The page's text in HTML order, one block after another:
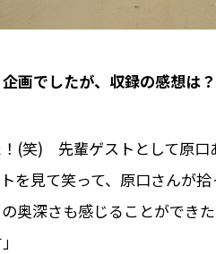
企画でしたが、収録の感想は？
！(笑) 先輩ゲストとして原
を見て笑って、原口さんが
奥深さも感じることができ